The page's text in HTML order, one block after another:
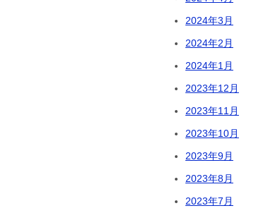
2024年3月
2024年2月
2024年1月
2023年12月
2023年11月
2023年10月
2023年9月
2023年8月
2023年7月